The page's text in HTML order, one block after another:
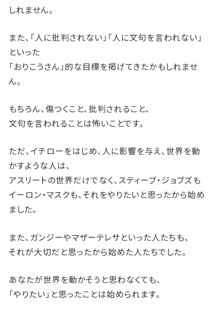
しれません。
また、「人に批判されない」「人に文句を言われない」
といった
「おりこうさん」的な目標を掲げてきたかもしれませ
ん。
もちろん、傷つくこと、批判されること、
文句を言われることは怖いことです。
ただ、イチローをはじめ、人に影響を与え、世界を動
かすような人は、
アスリートの世界だけでなく、スティーブ・ジョブズも
イーロン・マスクも、それをやりたいと思ったから始め
ました。
また、ガンジーやマザーテレサといった人たちも、
それが大切だと思ったから始めた人たちでした。
あなたが世界を動かそうと思わなくても、
「やりたい」と思ったことは始められます。